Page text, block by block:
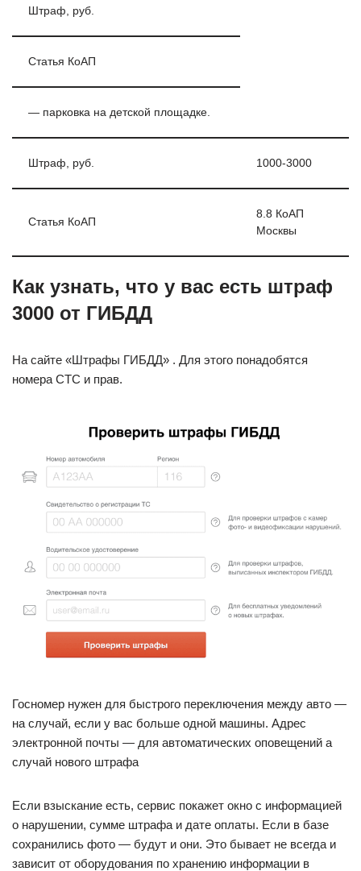
Штраф, руб.
Статья КоАП
— парковка на детской площадке.
Штраф, руб. 1000-3000
Статья КоАП
8.8 КоАП
Москвы
Как узнать, что у вас есть штраф
3000 от ГИБДД
На сайте «Штрафы ГИБДД» . Для этого понадобятся
номера СТС и прав.
Госномер нужен для быстрого переключения между авто —
на случай, если у вас больше одной машины. Адрес
электронной почты — для автоматических оповещений а
случай нового штрафа
Если взыскание есть, сервис покажет окно с информацией
о нарушении, сумме штрафа и дате оплаты. Если в базе
сохранились фото — будут и они. Это бывает не всегда и
зависит от оборудования по хранению информации в